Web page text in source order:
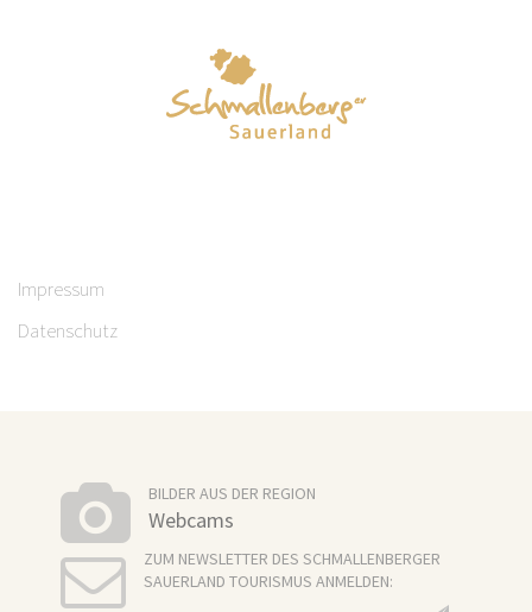
Impressum
Datenschutz
BILDER AUS DER REGION
Webcams
ZUM NEWSLETTER DES SCHMALLENBERGER
SAUERLAND TOURISMUS ANMELDEN: